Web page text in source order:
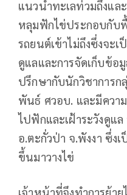
แนวน้ำทะเลท่วมถึงแล
หลุมฟักไข่ประกอบกับ
รถยนต์เข้าไม่ถึงซึ่งจะเ
ดูแลและการจัดเก็บข้อ
ปรึกษากับนักวิชาการก
พันธ์ ศวอบ. และมีควา
ไปฟักและเฝ้าระวังดูแ
อ.ตะกั่วป่า จ.พังงา ซึ่ง
ขึ้นมาวางไข่
เจ้าหน้าที่จึงทำการย้า